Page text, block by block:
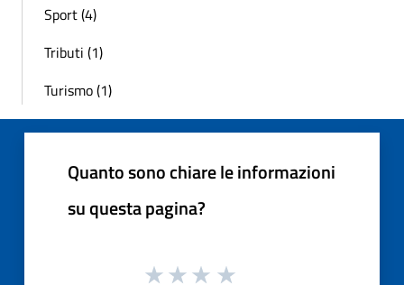
Sport (4)
Tributi (1)
Turismo (1)
Quanto sono chiare le informazioni
su questa pagina?